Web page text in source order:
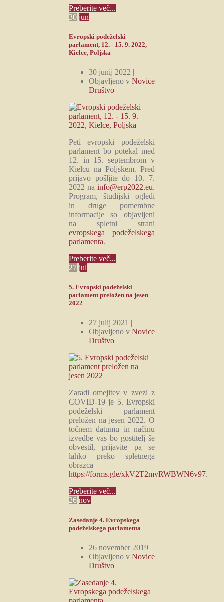
Preberite več...
30 jun
Evropski podeželski
parlament, 12. - 15. 9. 2022,
Kielce, Poljska
30 junij 2022 |
Objavljeno v Novice
Društvo
Peti evropski podeželski
parlament bo potekal med
12. in 15. septembrom v
Kielcu na Poljskem. Pred
prijavo pošljite do 10. 7.
2022 nainfo@erp2022.eu.
Program, študijski ogledi
in druge pomembne
informacije so objavljeni
na spletni strani
evropskega podeželskega
parlamenta.
Preberite več...
27 jul
5. Evropski podeželski
parlament preložen na jesen
2022
27 julij 2021 |
Objavljeno v Novice
Društvo
Zaradi omejitev v zvezi z
COVID-19 je 5. Evropski
podeželski parlament
preložen na jesen 2022. O
točnem datumu in načinu
izvedbe vas bo gostitelj še
obvestil, prijavite pa se
lahko preko spletnega
obrazca
https://forms.gle/xkV2T2mvRWBWN6v97.
Preberite več...
26 nov
Zasedanje 4. Evropskega
podeželskega parlamenta
26 november 2019 |
Objavljeno v Novice
Društvo